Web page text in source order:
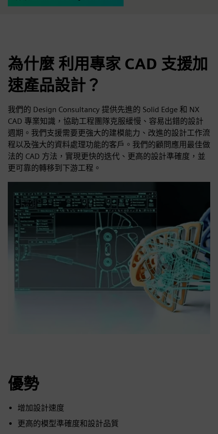
為什麼 利用專家 CAD 支援加
速產品設計？
我們的 Design Consultancy 提供先進的 Solid Edge 和 NX
CAD 專業知識，協助工程團隊克服緩慢、容易出錯的設計
週期。我們支援需要更強大的建模能力、改進的設計工作流
程以及強大的資料處理功能的客戶。我們的顧問應用最佳做
法的 CAD 方法，實現更快的迭代、更高的設計準確度，並
更可靠的轉移到下游工程。
優勢
增加設計速度
更高的模型準確度和設計品質